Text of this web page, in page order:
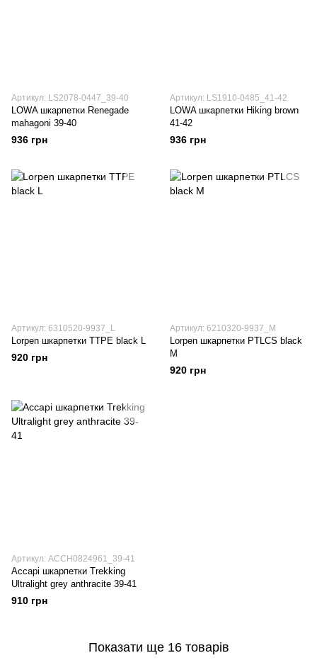
Артикул: LS2078-0447_39-40
LOWA шкарпетки Renegade
mahagoni 39-40
936 грн
Артикул: LS1910-0485_41-42
LOWA шкарпетки Hiking brown
41-42
936 грн
Артикул: 6310520-9937_L
Lorpen шкарпетки TTPE black L
920 грн
Артикул: 6210320-9937_M
Lorpen шкарпетки PTLCS black
M
920 грн
Артикул: ACCH0824961_39-41
Accapi шкарпетки Trekking
Ultralight grey anthracite 39-41
910 грн
Показати ще 16 товарів